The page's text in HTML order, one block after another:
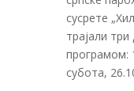
сусрете
трајали
програмом:
субота,